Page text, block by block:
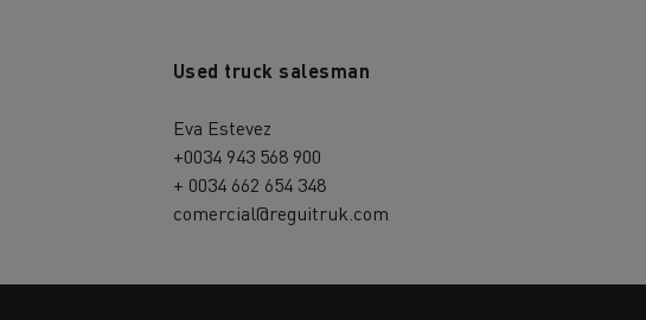
Used truck salesman
Eva Estevez
+0034 943 568 900
+ 0034 662 654 348
comercial@reguitruk.com